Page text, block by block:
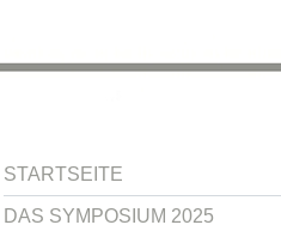
STARTSEITE
DAS SYMPOSIUM 2025